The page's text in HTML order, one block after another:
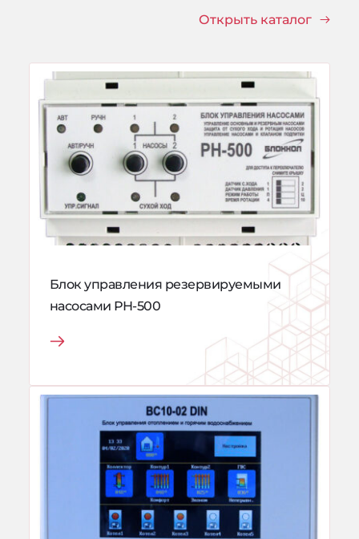
Открыть каталог
Блок управления резервируемыми
насосами РН-500